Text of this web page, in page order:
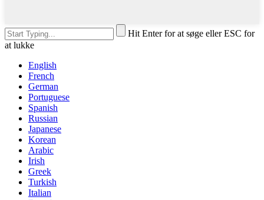
Hit Enter for at søge eller ESC for
at lukke
English
French
German
Portuguese
Spanish
Russian
Japanese
Korean
Arabic
Irish
Greek
Turkish
Italian